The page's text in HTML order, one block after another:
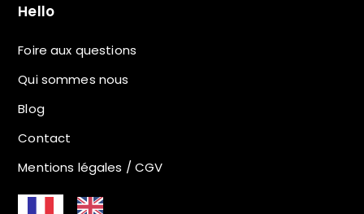
Hello
Foire aux questions
Qui sommes nous
Blog
Contact
Mentions légales / CGV